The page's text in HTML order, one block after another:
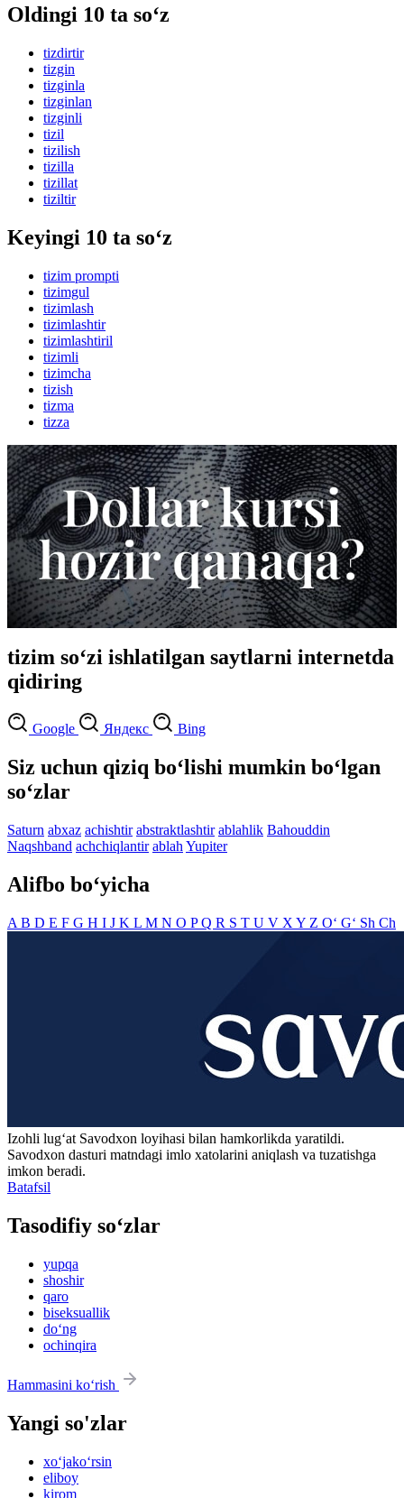
Oldingi 10 ta so‘z
tizdirtir
tizgin
tizginla
tizginlan
tizginli
tizil
tizilish
tizilla
tizillat
tiziltir
Keyingi 10 ta so‘z
tizim prompti
tizimgul
tizimlash
tizimlashtir
tizimlashtiril
tizimli
tizimcha
tizish
tizma
tizza
tizim so‘zi ishlatilgan saytlarni internetda
qidiring
Google Яндекс Bing
Siz uchun qiziq bo‘lishi mumkin bo‘lgan
so‘zlar
Saturn abxaz achishtir abstraktlashtir ablahlik Bahouddin
Naqshband achchiqlantir ablah Yupiter
Alifbo bo‘yicha
A B D E F G H I J K L M N O PQ R S T U V X Y Z O‘ G‘ Sh Ch
Izohli lugʻat Savodxon loyihasi bilan hamkorlikda yaratildi.
Savodxon dasturi matndagi imlo xatolarini aniqlash va tuzatishga
imkon beradi.
Batafsil
Tasodifiy so‘zlar
yupqa
shoshir
qaro
biseksuallik
do‘ng
ochinqira
Hammasini ko‘rish
Yangi so'zlar
xo‘jako‘rsin
eliboy
kirom